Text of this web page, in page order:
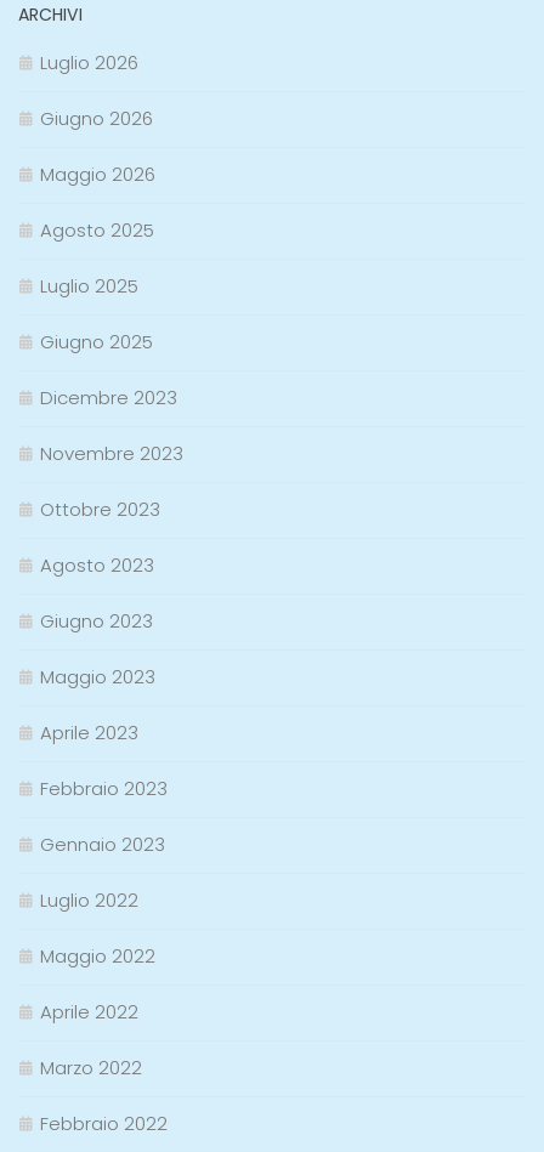
ARCHIVI
Luglio 2026
Giugno 2026
Maggio 2026
Agosto 2025
Luglio 2025
Giugno 2025
Dicembre 2023
Novembre 2023
Ottobre 2023
Agosto 2023
Giugno 2023
Maggio 2023
Aprile 2023
Febbraio 2023
Gennaio 2023
Luglio 2022
Maggio 2022
Aprile 2022
Marzo 2022
Febbraio 2022